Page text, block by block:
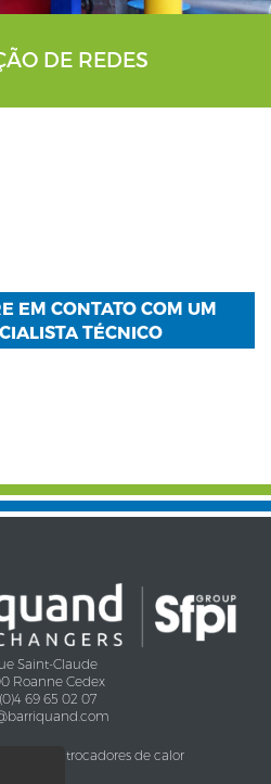
DE REDES
EM CONTATO COM UM
TÉCNICO
Saint-Claude
Roanne Cedex
69 65 02 07
dos trocadores de calor